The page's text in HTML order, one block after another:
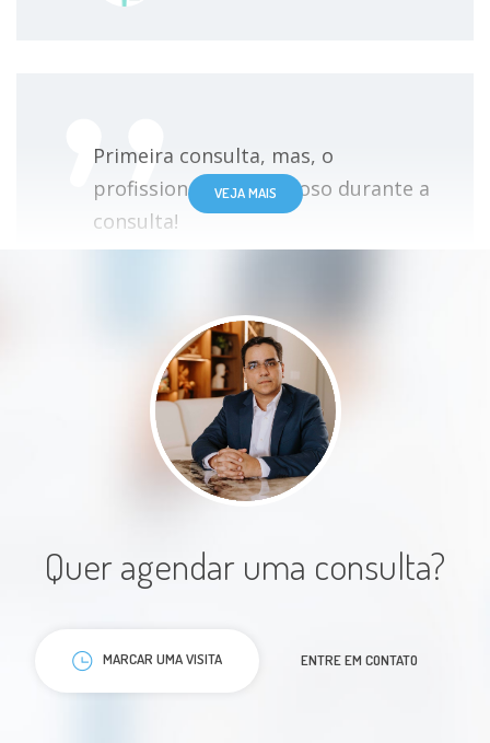
Primeira consulta, mas, o
profissional foi atencioso durante a
consulta!
Médico maravilhoso! Atencioso,
calmo, humano. Nasceu para ser
VEJA MAIS
Quer agendar uma consulta?
MARCAR UMA VISITA ENTRE EM CONTATO